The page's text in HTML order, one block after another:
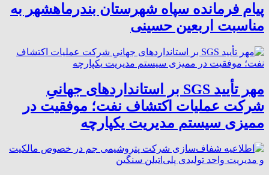
پیام فرمانده سپاه شهرستان بندرماهشهر به
مناسبت اربعین حسینی
مهر تأیید SGS بر استانداردهای جهانیِ
شرکت عملیات اکتشاف نفت؛ موفقیت در
ممیزی سیستم مدیریت یکپارچه